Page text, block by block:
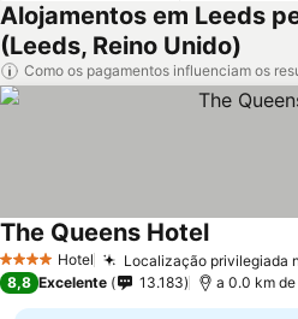
Alojamentos em Leeds
(Leeds, Reino Unido)
Como os pagamentos influenciam os
4 EstrelasHotel Localização privilegiada
The Queens Hotel
8,8 Excelente 13.183 a 0.0 km